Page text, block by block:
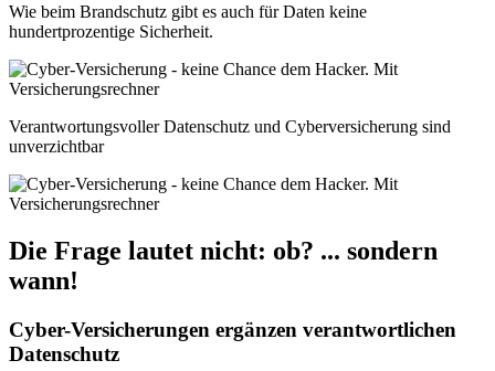
Wie beim Brandschutz gibt es auch für Daten keine
hundertprozentige Sicherheit.
Verantwortungsvoller Datenschutz und Cyberversicherung sind
unverzichtbar
Die Frage lautet nicht: ob? ... sondern
wann!
Cyber-Versicherungen ergänzen verantwortlichen
Datenschutz